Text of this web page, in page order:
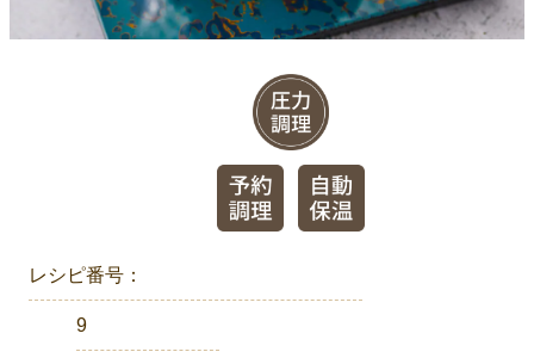
レシピ番号：
9